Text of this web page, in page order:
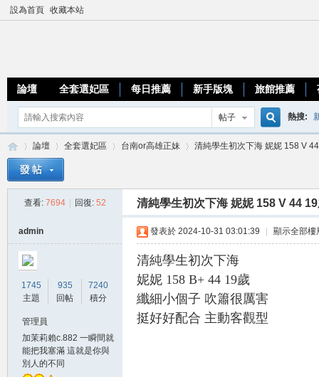
設為首頁 收藏本站
論壇 全套選妃區 每日推薦 新手版塊 旅館推薦
帖子
搜
索
熱搜:
優質台
論壇
›
全套選妃區 台南or高雄正妹
›
清純學生初次下海 妮妮 158 V
查看: 7694 回復: 52 清純學生初次下海 妮妮 158 V 44
admin
1745
主題
935
回帖
7240
積分
管理員
加茉莉賴c.882 一瞬間就
能把我塞滿 這就是你與
別人的不同
發表於 2024-10-31 03:01:39 顯示全部樓
清純學生初次下海
妮妮 158 B+ 44 19歲
纖細小個子 吹簫很厲害
挺好好配合 主動客觀型